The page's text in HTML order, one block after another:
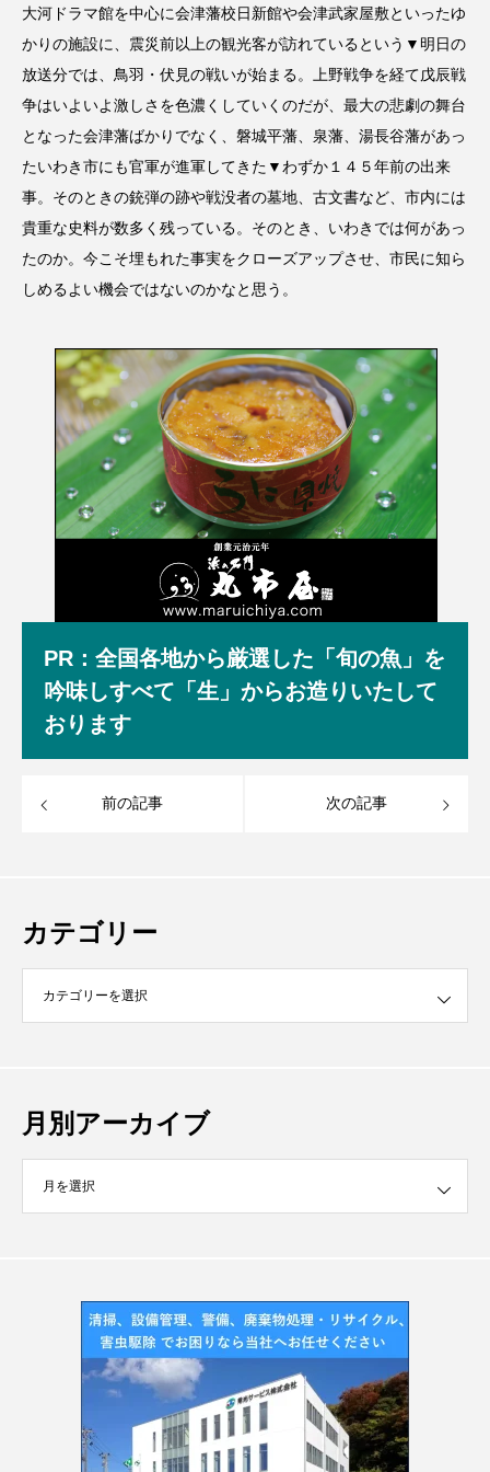
大河ドラマ館を中心に会津藩校日新館や会津武家屋敷といったゆ
かりの施設に、震災前以上の観光客が訪れているという▼明日の
放送分では、鳥羽・伏見の戦いが始まる。上野戦争を経て戊辰戦
争はいよいよ激しさを色濃くしていくのだが、最大の悲劇の舞台
となった会津藩ばかりでなく、磐城平藩、泉藩、湯長谷藩があっ
たいわき市にも官軍が進軍してきた▼わずか１４５年前の出来
事。そのときの銃弾の跡や戦没者の墓地、古文書など、市内には
貴重な史料が数多く残っている。そのとき、いわきでは何があっ
たのか。今こそ埋もれた事実をクローズアップさせ、市民に知ら
しめるよい機会ではないのかなと思う。
PR：全国各地から厳選した「旬の魚」を
吟味しすべて「生」からお造りいたして
おります
前の記事 次の記事
カテゴリー
月別アーカイブ